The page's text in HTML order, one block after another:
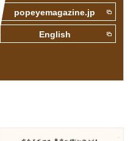
popeyemagazine.jp
English